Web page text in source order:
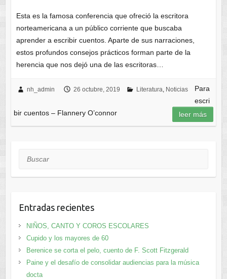
Esta es la famosa conferencia que ofreció la escritora
norteamericana a un público corriente que buscaba
aprender a escribir cuentos. Aparte de sus narraciones,
estos profundos consejos prácticos forman parte de la
herencia que nos dejó una de las escritoras…
nh_admin 26 octubre, 2019 Literatura Noticias
Para
escri
bir cuentos – Flannery O’connor
leer más
Buscar
Entradas recientes
NIÑOS, CANTO Y COROS ESCOLARES
Cupido y los mayores de 60
Berenice se corta el pelo, cuento de F. Scott Fitzgerald
Paine y el desafío de consolidar audiencias para la música
docta